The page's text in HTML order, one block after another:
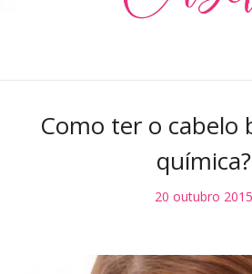
Como ter o cabelo
química?
20 outubro 2015